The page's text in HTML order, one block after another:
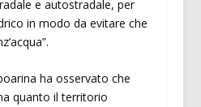
e autostradale, per
in modo da evitare che
ha osservato che
quanto il territorio